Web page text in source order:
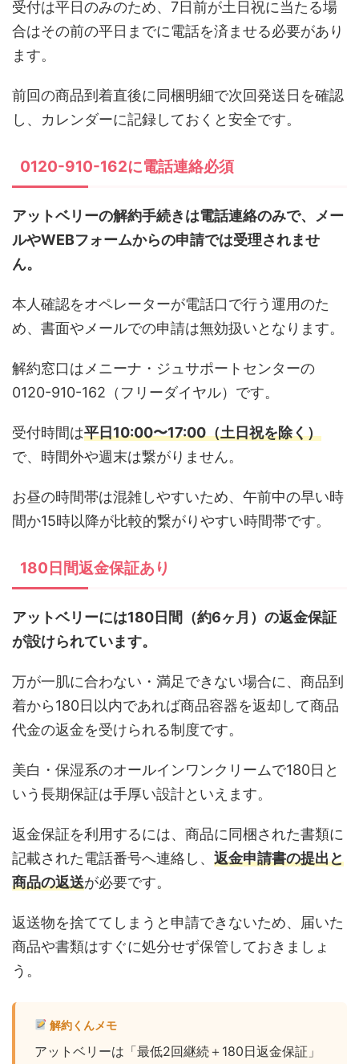
受付は平日のみのため、7日前が土日祝に当たる場
合はその前の平日までに電話を済ませる必要があり
ます。
前回の商品到着直後に同梱明細で次回発送日を確認
し、カレンダーに記録しておくと安全です。
0120-910-162に電話連絡必須
アットベリーの解約手続きは電話連絡のみで、メー
ルやWEBフォームからの申請では受理されませ
ん。
本人確認をオペレーターが電話口で行う運用のた
め、書面やメールでの申請は無効扱いとなります。
解約窓口はメニーナ・ジュサポートセンターの
0120-910-162（フリーダイヤル）です。
受付時間は平日10:00〜17:00（土日祝を除く）
で、時間外や週末は繋がりません。
お昼の時間帯は混雑しやすいため、午前中の早い時
間か15時以降が比較的繋がりやすい時間帯です。
180日間返金保証あり
アットベリーには180日間（約6ヶ月）の返金保証
が設けられています。
万が一肌に合わない・満足できない場合に、商品到
着から180日以内であれば商品容器を返却して商品
代金の返金を受けられる制度です。
美白・保湿系のオールインワンクリームで180日と
いう長期保証は手厚い設計といえます。
返金保証を利用するには、商品に同梱された書類に
記載された電話番号へ連絡し、 返金申請書の提出と
商品の返送が必要です。
返送物を捨ててしまうと申請できないため、届いた
商品や書類はすぐに処分せず保管しておきましょ
う。
解約くんメモ
アットベリーは「最低2回継続＋180日返金保証」